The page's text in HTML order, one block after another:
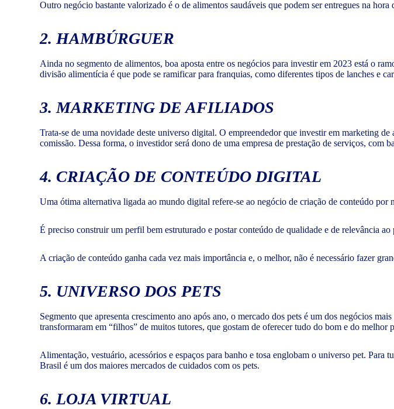
Outro negócio bastante valorizado é o de alimentos saudáveis que podem ser entregues na hora
2. HAMBÚRGUER
Ainda no segmento de alimentos, boa aposta entre os negócios para investir em 2023 está o
divisão alimentícia é que pode se ramificar para franquias, como diferentes tipos de lanches e
3. MARKETING DE AFILIADOS
Trata-se de uma novidade deste universo digital. O empreendedor que investir em marketing
comissão. Dessa forma, o investidor será dono de uma empresa de prestação de serviços, com
4. CRIAÇÃO DE CONTEÚDO DIGITAL
Uma ótima alternativa ligada ao mundo digital refere-se ao negócio de criação de conteúdo
É preciso construir um perfil bem estruturado e postar conteúdo de qualidade e de relevância
A criação de conteúdo ganha cada vez mais importância e, o melhor, não é necessário fazer
5. UNIVERSO DOS PETS
Segmento que apresenta crescimento ano após ano, o mercado dos pets é um dos negócios
transformaram em “filhos” de muitos tutores, que gostam de oferecer tudo do bom e do melhor
Alimentação, vestuário, acessórios e espaços para banho e tosa englobam o universo pet.
Brasil é um dos maiores mercados de cuidados com os pets.
6. LOJA VIRTUAL